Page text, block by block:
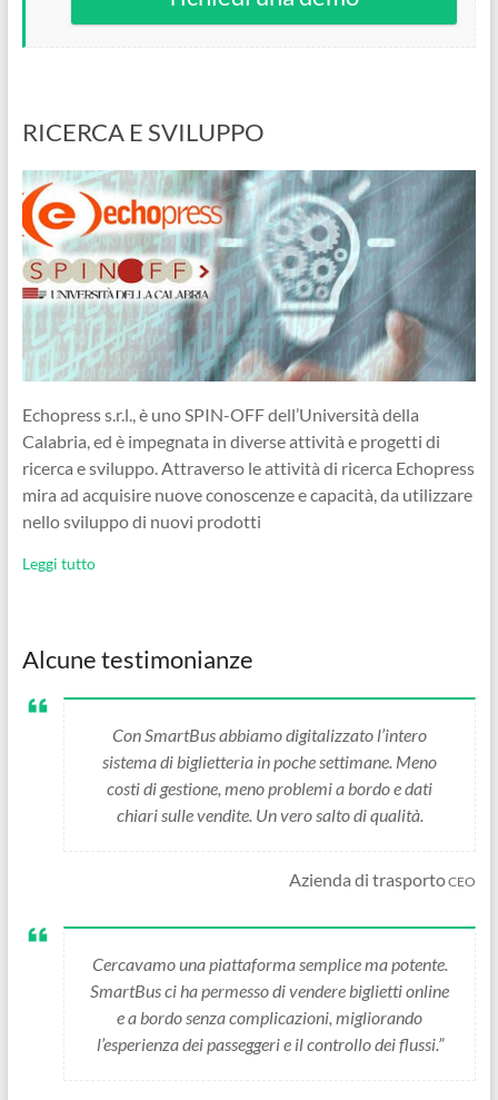
RICERCA E SVILUPPO
Echopress s.r.l., è uno SPIN-OFF dell’Università della
Calabria, ed è impegnata in diverse attività e progetti di
ricerca e sviluppo. Attraverso le attività di ricerca Echopress
mira ad acquisire nuove conoscenze e capacità, da utilizzare
nello sviluppo di nuovi prodotti
Leggi tutto
Alcune testimonianze
Con SmartBus abbiamo digitalizzato l’intero
sistema di biglietteria in poche settimane. Meno
costi di gestione, meno problemi a bordo e dati
chiari sulle vendite. Un vero salto di qualità.
Azienda di trasportoCEO
Cercavamo una piattaforma semplice ma potente.
SmartBus ci ha permesso di vendere biglietti online
e a bordo senza complicazioni, migliorando
l’esperienza dei passeggeri e il controllo dei flussi.”